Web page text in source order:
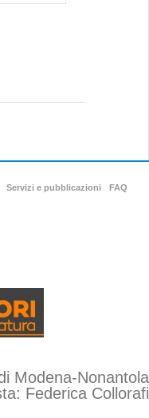
Servizi e pubblicazioni FAQ
Modena-Nonantola
Federica Collorafi